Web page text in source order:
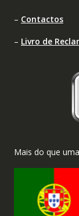
– Contactos
– Livro de
Mais do que